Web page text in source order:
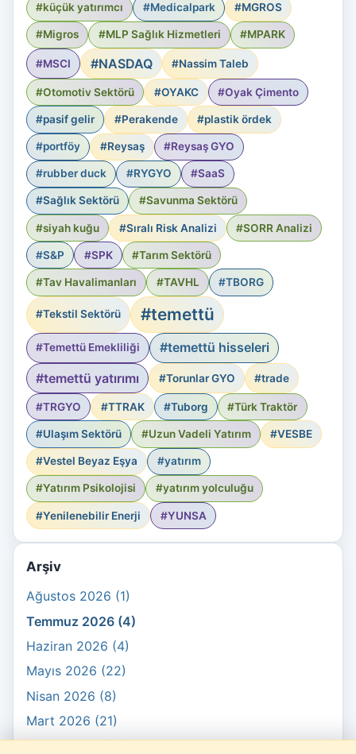
#küçük yatırımcı #Medicalpark #MGROS
#Migros #MLP Sağlık Hizmetleri #MPARK
#MSCI #NASDAQ #Nassim Taleb
#Otomotiv Sektörü #OYAKC #Oyak Çimento
#pasif gelir #Perakende #plastik ördek
#portföy #Reysaş #Reysaş GYO
#rubber duck #RYGYO #SaaS
#Sağlık Sektörü #Savunma Sektörü
#siyah kuğu #Sıralı Risk Analizi #SORR Analizi
#S&P #SPK #Tarım Sektörü
#Tav Havalimanları #TAVHL #TBORG
#Tekstil Sektörü #temettü
#Temettü Emekliliği
#temettü hisseleri
#temettü yatırımı
#Torunlar GYO #trade
#TRGYO #TTRAK #Tuborg #Türk Traktör
#Ulaşım Sektörü #Uzun Vadeli Yatırım #VESBE
#Vestel Beyaz Eşya #yatırım
#Yatırım Psikolojisi #yatırım yolculuğu
#Yenilenebilir Enerji #YUNSA
Arşiv
Ağustos 2026 (1)
Temmuz 2026 (4)
Haziran 2026 (4)
Mayıs 2026 (22)
Nisan 2026 (8)
Mart 2026 (21)
Şubat 2026 (10)